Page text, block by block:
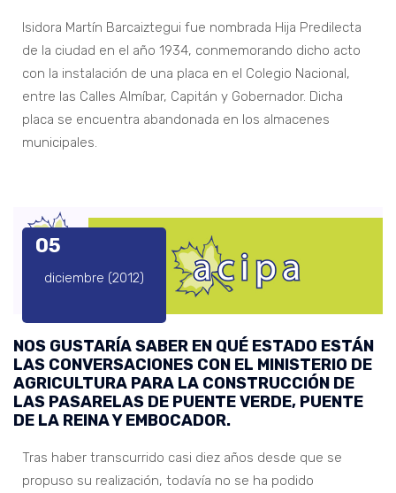
Isidora Martín Barcaiztegui fue nombrada Hija Predilecta
de la ciudad en el año 1934, conmemorando dicho acto
con la instalación de una placa en el Colegio Nacional,
entre las Calles Almíbar, Capitán y Gobernador. Dicha
placa se encuentra abandonada en los almacenes
municipales.
05
diciembre (2012)
NOS GUSTARÍA SABER EN QUÉ ESTADO ESTÁN
LAS CONVERSACIONES CON EL MINISTERIO DE
AGRICULTURA PARA LA CONSTRUCCIÓN DE
LAS PASARELAS DE PUENTE VERDE, PUENTE
DE LA REINA Y EMBOCADOR.
Tras haber transcurrido casi diez años desde que se
propuso su realización, todavía no se ha podido